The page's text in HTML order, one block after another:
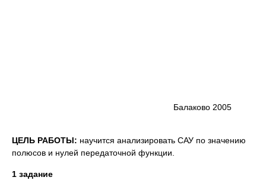
Балаково 2005
ЦЕЛЬ РАБОТЫ: научится анализировать САУ по значению
полюсов и нулей передаточной функции.
1 задание